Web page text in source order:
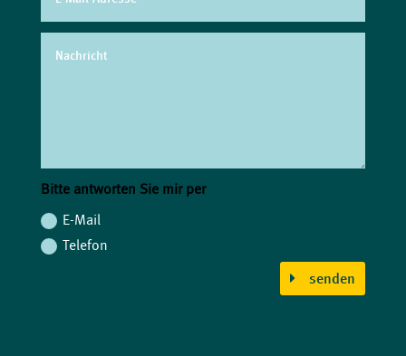
Bitte antworten Sie mir per
E-Mail
Telefon
senden